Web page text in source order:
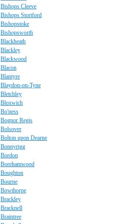
Bishops Cleeve
Bishops Stortford
Bishopstoke
Bishopsworth
Blackheath
Blackley
Blackwood
Blacon
Blantyre
Blaydon-on-Tyne
Bletchley
Bloxwich
Bo'ness
Bognor Regis
Bolsover
Bolton upon Dearne
Bonnyrigg
Bordon
Borehamwood
Boughton
Bourne
Bowthorpe
Brackley
Bracknell
Braintree